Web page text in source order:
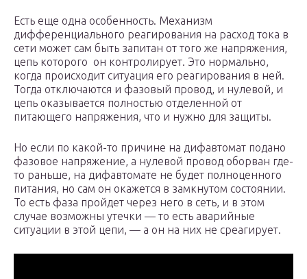
Есть еще одна особенность. Механизм
дифференциального реагирования на расход тока в
сети может сам быть запитан от того же напряжения,
цепь которого он контролирует. Это нормально,
когда происходит ситуация его реагирования в ней.
Тогда отключаются и фазовый провод, и нулевой, и
цепь оказывается полностью отделенной от
питающего напряжения, что и нужно для защиты.
Но если по какой-то причине на дифавтомат подано
фазовое напряжение, а нулевой провод оборван где-
то раньше, на дифавтомате не будет полноценного
питания, но сам он окажется в замкнутом состоянии.
То есть фаза пройдет через него в сеть, и в этом
случае возможны утечки — то есть аварийные
ситуации в этой цепи, — а он на них не среагирует.